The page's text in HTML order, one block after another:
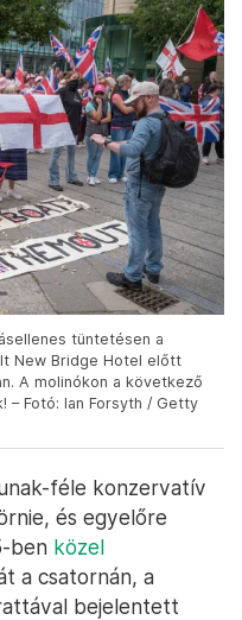
tüntetésen a
New Bridge Hotel előtt
A molinókon a következő
– Fotó: Ian Forsyth / Getty
féle konzervatív
és egyelőre
ben közel
a csatornán, a
bejelentett